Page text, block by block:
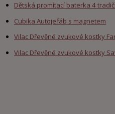
Dětská promítací baterka 4
Cubika Autojeřáb s magnetem
Vilac Dřevěné zvukové kostky
Vilac Dřevěné zvukové kostky